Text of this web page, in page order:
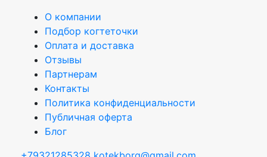
О компании
Подбор когтеточки
Оплата и доставка
Отзывы
Партнерам
Контакты
Политика конфиденциальности
Публичная оферта
Блог